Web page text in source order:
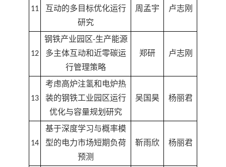
11
互动的多目标优化运行
研究
周孟宇 卢志刚
12
钢铁产业园区-生产能源
多主体互动和近零碳运
行管理策略
郑研 卢志刚
13
考虑高炉注氢和电炉热
装的钢铁工业园区运行
优化与容量规划研究
吴国昊 杨丽君
14
基于深度学习与概率模
型的电力市场短期负荷
预测
靳雨欣 杨丽君